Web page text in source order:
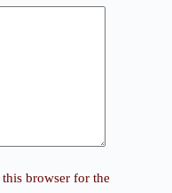
browser for the